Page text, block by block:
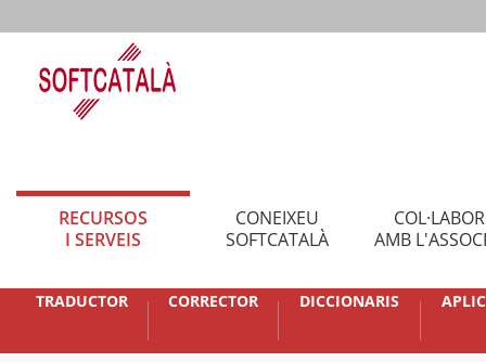
RECURSOS
I SERVEIS
CONEIXEU
SOFTCATALÀ
AMB
TRADUCTOR CORRECTOR DICCIONARIS